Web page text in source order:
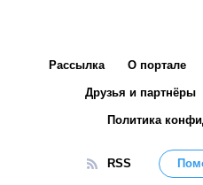
Рассылка О портале
Друзья и партнёры
Политика
RSS